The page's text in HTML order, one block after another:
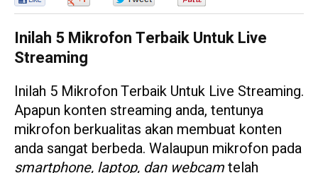
Inilah 5 Mikrofon Terbaik Untuk Live
Streaming
Inilah 5 Mikrofon Terbaik Untuk Live Streaming.
Apapun konten streaming anda, tentunya
mikrofon berkualitas akan membuat konten
anda sangat berbeda. Walaupun mikrofon pada
smartphone, laptop, dan webcamtelah